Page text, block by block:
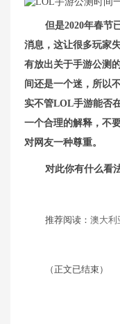
但是2020年春节
消息，这让很多玩家
有放出关于手游公测
间还是一个迷，所以
实不管LOL手游能否
一个合理的解释，不
对网友一种尊重。
对此你有什么看
推荐阅读： 澳大利
（正文已结束）